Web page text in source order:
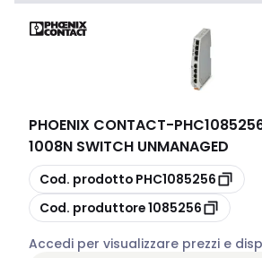
PHOENIX CONTACT-
1008N SWITCH UNMANAGED
copia
Cod. prodotto PHC1085256
copia
Cod. produttore1085256
Accedi per visualizzare prezzi e